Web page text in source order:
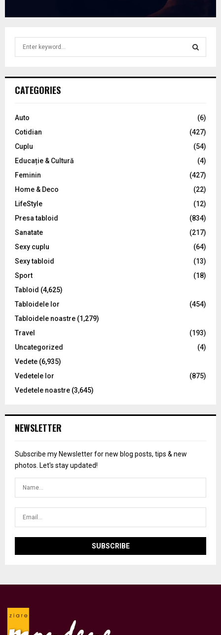
h
o
:
C
CATEGORIES
Auto
(6)
Cotidian
(427)
Cuplu
(54)
Educație & Cultură
(4)
Feminin
(427)
Home & Deco
(22)
LifeStyle
(12)
Presa tabloid
(834)
Sanatate
(217)
Sexy cuplu
(64)
Sexy tabloid
(13)
Sport
(18)
Tabloid (4,625)
Tabloidele lor
(454)
Tabloidele noastre (1,279)
Travel
(193)
Uncategorized
(4)
Vedete (6,935)
Vedetele lor
(875)
Vedetele noastre (3,645)
NEWSLETTER
Subscribe my Newsletter for new blog posts, tips & new
photos. Let's stay updated!